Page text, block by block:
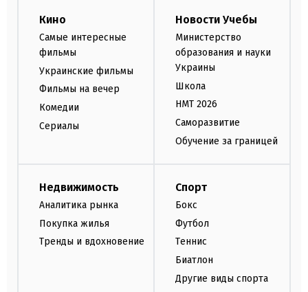
Кино
Самые интересные
фильмы
Украинские фильмы
Фильмы на вечер
Комедии
Сериалы
Новости Учебы
Министерство
образования и науки
Украины
Школа
НМТ 2026
Саморазвитие
Обучение за границей
Недвижимость
Аналитика рынка
Покупка жилья
Тренды и вдохновение
Спорт
Бокс
Футбол
Теннис
Биатлон
Другие виды спорта